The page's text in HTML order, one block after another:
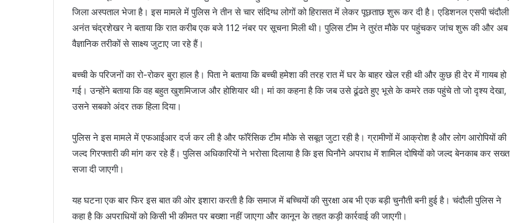
जिला अस्पताल भेजा है। इस मामले में पुलिस ने तीन से चार संदिग्ध लोगों को हिरासत में लेकर पूछताछ शुरू कर दी है। एडिशनल एसपी चंदौली
अनंत चंद्रशेखर ने बताया कि रात करीब एक बजे 112 नंबर पर सूचना मिली थी। पुलिस टीम ने तुरंत मौके पर पहुंचकर जांच शुरू की और अब
वैज्ञानिक तरीकों से साक्ष्य जुटाए जा रहे हैं।
बच्ची के परिजनों का रो-रोकर बुरा हाल है। पिता ने बताया कि बच्ची हमेशा की तरह रात में घर के बाहर खेल रही थी और कुछ ही देर में गायब हो
गई। उन्होंने बताया कि वह बहुत खुशमिजाज और होशियार थी। मां का कहना है कि जब उसे ढूंढते हुए भूसे के कमरे तक पहुंचे तो जो दृश्य देखा,
उसने सबको अंदर तक हिला दिया।
पुलिस ने इस मामले में एफआईआर दर्ज कर ली है और फॉरेंसिक टीम मौके से सबूत जुटा रही है। ग्रामीणों में आक्रोश है और लोग आरोपियों की
जल्द गिरफ्तारी की मांग कर रहे हैं। पुलिस अधिकारियों ने भरोसा दिलाया है कि इस घिनौने अपराध में शामिल दोषियों को जल्द बेनकाब कर सख्त
सजा दी जाएगी।
यह घटना एक बार फिर इस बात की ओर इशारा करती है कि समाज में बच्चियों की सुरक्षा अब भी एक बड़ी चुनौती बनी हुई है। चंदौली पुलिस ने
कहा है कि अपराधियों को किसी भी कीमत पर बख्शा नहीं जाएगा और कानून के तहत कड़ी कार्रवाई की जाएगी।